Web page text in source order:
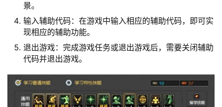
景。
输入辅助代码：在游戏中输入相应的辅助代码，即可实
现相应的辅助功能。
退出游戏：完成游戏任务或退出游戏后，需要关闭辅助
代码并退出游戏。